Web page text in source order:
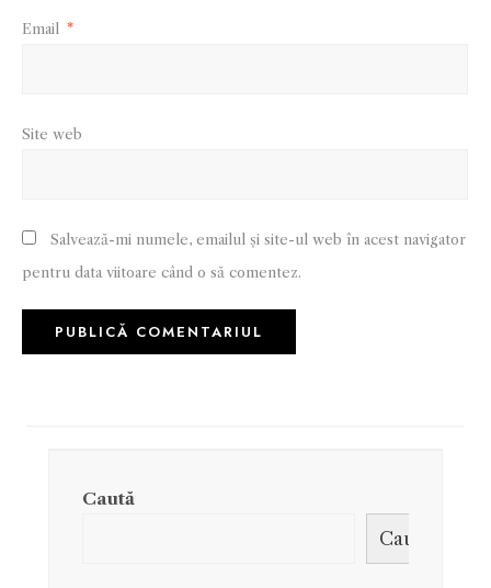
Email *
Site web
Salvează-mi numele, emailul și site-ul web în acest navigator
pentru data viitoare când o să comentez.
Caută
Caută